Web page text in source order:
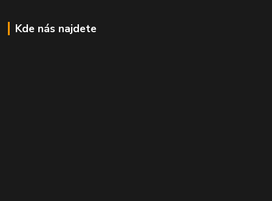
Kde nás najdete